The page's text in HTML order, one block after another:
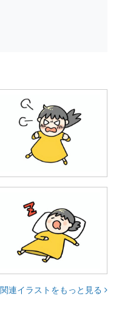
関連イラストをもっと見る